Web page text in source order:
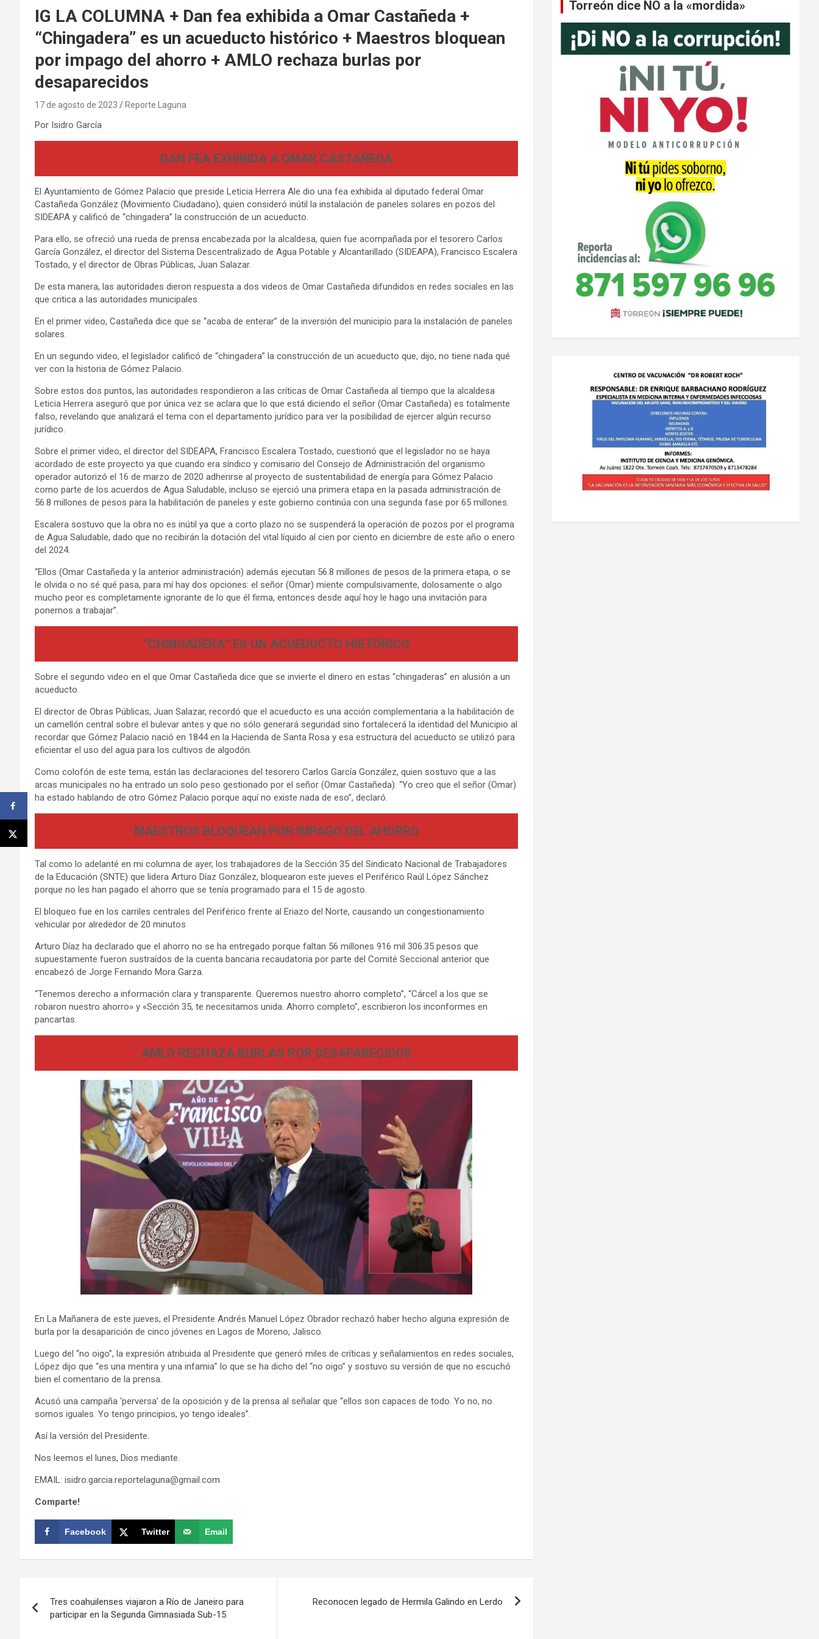
IG LA COLUMNA + Dan fea exhibida a Omar Castañeda +
“Chingadera” es un acueducto histórico + Maestros bloquean
por impago del ahorro + AMLO rechaza burlas por
desaparecidos
17 de agosto de 2023 Reporte Laguna
Por Isidro García
DAN FEA EXHIBIDA A OMAR CASTAÑEDA
El Ayuntamiento de Gómez Palacio que preside Leticia Herrera Ale dio una fea exhibida al diputado federal Omar
Castañeda González (Movimiento Ciudadano), quien consideró inútil la instalación de paneles solares en pozos del
SIDEAPA y calificó de “chingadera” la construcción de un acueducto.
Para ello, se ofreció una rueda de prensa encabezada por la alcaldesa, quien fue acompañada por el tesorero Carlos
García González, el director del Sistema Descentralizado de Agua Potable y Alcantarillado (SIDEAPA), Francisco Escalera
Tostado, y el director de Obras Públicas, Juan Salazar.
De esta manera, las autoridades dieron respuesta a dos videos de Omar Castañeda difundidos en redes sociales en las
que critica a las autoridades municipales.
En el primer video, Castañeda dice que se “acaba de enterar” de la inversión del municipio para la instalación de paneles
solares.
En un segundo video, el legislador calificó de “chingadera” la construcción de un acueducto que, dijo, no tiene nada qué
ver con la historia de Gómez Palacio.
Sobre estos dos puntos, las autoridades respondieron a las críticas de Omar Castañeda al tiempo que la alcaldesa
Leticia Herrera aseguró que por única vez se aclara que lo que está diciendo el señor (Omar Castañeda) es totalmente
falso, revelando que analizará el tema con el departamento jurídico para ver la posibilidad de ejercer algún recurso
jurídico.
Sobre el primer video, el director del SIDEAPA, Francisco Escalera Tostado, cuestionó que el legislador no se haya
acordado de este proyecto ya que cuando era síndico y comisario del Consejo de Administración del organismo
operador autorizó el 16 de marzo de 2020 adherirse al proyecto de sustentabilidad de energía para Gómez Palacio
como parte de los acuerdos de Agua Saludable, incluso se ejerció una primera etapa en la pasada administración de
56.8 millones de pesos para la habilitación de paneles y este gobierno continúa con una segunda fase por 65 millones.
Escalera sostuvo que la obra no es inútil ya que a corto plazo no se suspenderá la operación de pozos por el programa
de Agua Saludable, dado que no recibirán la dotación del vital líquido al cien por ciento en diciembre de este año o enero
del 2024.
“Ellos (Omar Castañeda y la anterior administración) además ejecutan 56.8 millones de pesos de la primera etapa, o se
le olvida o no sé qué pasa, para mí hay dos opciones: el señor (Omar) miente compulsivamente, dolosamente o algo
mucho peor es completamente ignorante de lo que él firma, entonces desde aquí hoy le hago una invitación para
ponernos a trabajar”.
“CHINGADERA” ES UN ACUEDUCTO HISTÓRICO
Sobre el segundo video en el que Omar Castañeda dice que se invierte el dinero en estas “chingaderas” en alusión a un
acueducto.
El director de Obras Públicas, Juan Salazar, recordó que el acueducto es una acción complementaria a la habilitación de
un camellón central sobre el bulevar antes y que no sólo generará seguridad sino fortalecerá la identidad del Municipio al
recordar que Gómez Palacio nació en 1844 en la Hacienda de Santa Rosa y esa estructura del acueducto se utilizó para
eficientar el uso del agua para los cultivos de algodón.
Como colofón de este tema, están las declaraciones del tesorero Carlos García González, quien sostuvo que a las
arcas municipales no ha entrado un solo peso gestionado por el señor (Omar Castañeda). “Yo creo que el señor (Omar)
ha estado hablando de otro Gómez Palacio porque aquí no existe nada de eso”, declaró.
MAESTROS BLOQUEAN POR IMPAGO DEL AHORRO
Tal como lo adelanté en mi columna de ayer, los trabajadores de la Sección 35 del Sindicato Nacional de Trabajadores
de la Educación (SNTE) que lidera Arturo Díaz González, bloquearon este jueves el Periférico Raúl López Sánchez
porque no les han pagado el ahorro que se tenía programado para el 15 de agosto.
El bloqueo fue en los carriles centrales del Periférico frente al Eriazo del Norte, causando un congestionamiento
vehicular por alrededor de 20 minutos
Arturo Díaz ha declarado que el ahorro no se ha entregado porque faltan 56 millones 916 mil 306.35 pesos que
supuestamente fueron sustraídos de la cuenta bancaria recaudatoria por parte del Comité Seccional anterior que
encabezó de Jorge Fernando Mora Garza.
“Tenemos derecho a información clara y transparente. Queremos nuestro ahorro completo”, “Cárcel a los que se
robaron nuestro ahorro» y «Sección 35, te necesitamos unida. Ahorro completo”, escribieron los inconformes en
pancartas.
AMLO RECHAZA BURLAS POR DESAPARECIDOS
En La Mañanera de este jueves, el Presidente Andrés Manuel López Obrador rechazó haber hecho alguna expresión de
burla por la desaparición de cinco jóvenes en Lagos de Moreno, Jalisco.
Luego del “no oigo”, la expresión atribuida al Presidente que generó miles de críticas y señalamientos en redes sociales,
López dijo que “es una mentira y una infamia” lo que se ha dicho del “no oigo” y sostuvo su versión de que no escuchó
bien el comentario de la prensa.
Acusó una campaña ‘perversa’ de la oposición y de la prensa al señalar que “ellos son capaces de todo. Yo no, no
somos iguales. Yo tengo principios, yo tengo ideales”.
Así la versión del Presidente.
Nos leemos el lunes, Dios mediante.
EMAIL: isidro.garcia.reportelaguna@gmail.com
Comparte!
Facebook Twitter Email
de
Tres coahuilenses viajaron a Río de Janeiro para
participar en la Segunda Gimnasiada Sub-15
Reconocen legado de Hermila Galindo en Lerdo
Torreón dice NO a la «mordida»